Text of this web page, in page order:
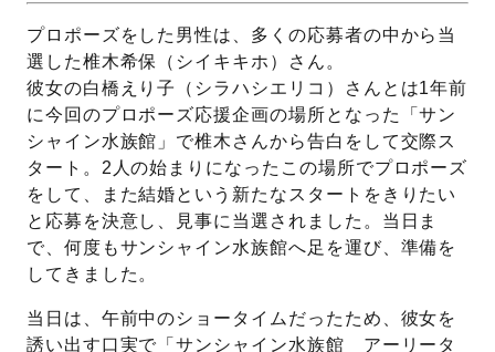
プロポーズをした男性は、多くの応募者の中から当
選した椎木希保（シイキキホ）さん。
彼女の白橋えり子（シラハシエリコ）さんとは1年前
に今回のプロポーズ応援企画の場所となった「サン
シャイン水族館」で椎木さんから告白をして交際ス
タート。2人の始まりになったこの場所でプロポーズ
をして、また結婚という新たなスタートをきりたい
と応募を決意し、見事に当選されました。当日ま
で、何度もサンシャイン水族館へ足を運び、準備を
してきました。
当日は、午前中のショータイムだったため、彼女を
誘い出す口実で「サンシャイン水族館 アーリータ
プロポーズシチュエーション診断
婚約指輪マッチング診断
プロポーズプラン検索
プロポーズの方法
タイミング
プレゼント
場所
言葉
エピソード
I-PRIMO公式サイト
I-PRIMO公式オンラインショップ